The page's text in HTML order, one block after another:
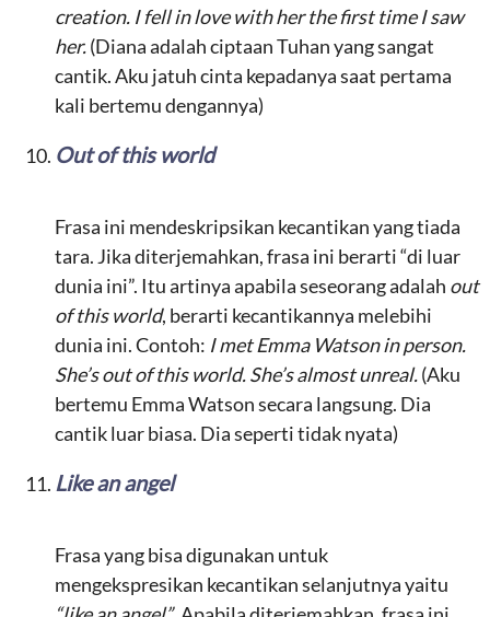
creation. I fell in love with her the first time I saw
her.(Diana adalah ciptaan Tuhan yang sangat
cantik. Aku jatuh cinta kepadanya saat pertama
kali bertemu dengannya)
Out of this world
Frasa ini mendeskripsikan kecantikan yang tiada
tara. Jika diterjemahkan, frasa ini berarti “di luar
dunia ini”. Itu artinya apabila seseorang adalah out
of this world, berarti kecantikannya melebihi
dunia ini. Contoh: I met Emma Watson in person.
She’s out of this world. She’s almost unreal.(Aku
bertemu Emma Watson secara langsung. Dia
cantik luar biasa. Dia seperti tidak nyata)
Like an angel
Frasa yang bisa digunakan untuk
mengekspresikan kecantikan selanjutnya yaitu